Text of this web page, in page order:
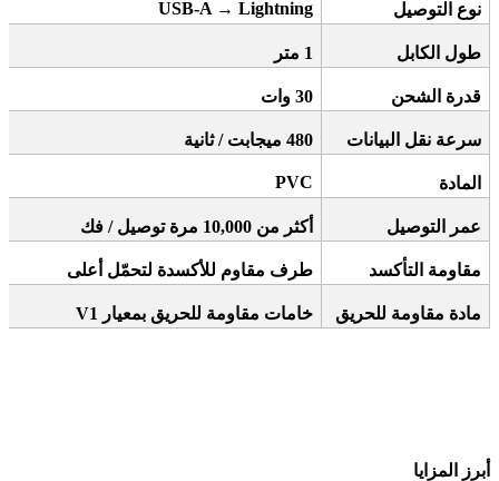
نوع التوصيل USB-A → Lightning
طول الكابل 1 متر
قدرة الشحن 30 وات
سرعة نقل البيانات 480 ميجابت / ثانية
المادة PVC
عمر التوصيل أكثر من 10,000 مرة توصيل / فك
مقاومة التأكسد طرف مقاوم للأكسدة لتحمّل أعلى
مادة مقاومة للحريق خامات مقاومة للحريق بمعيار
أبرز المزايا